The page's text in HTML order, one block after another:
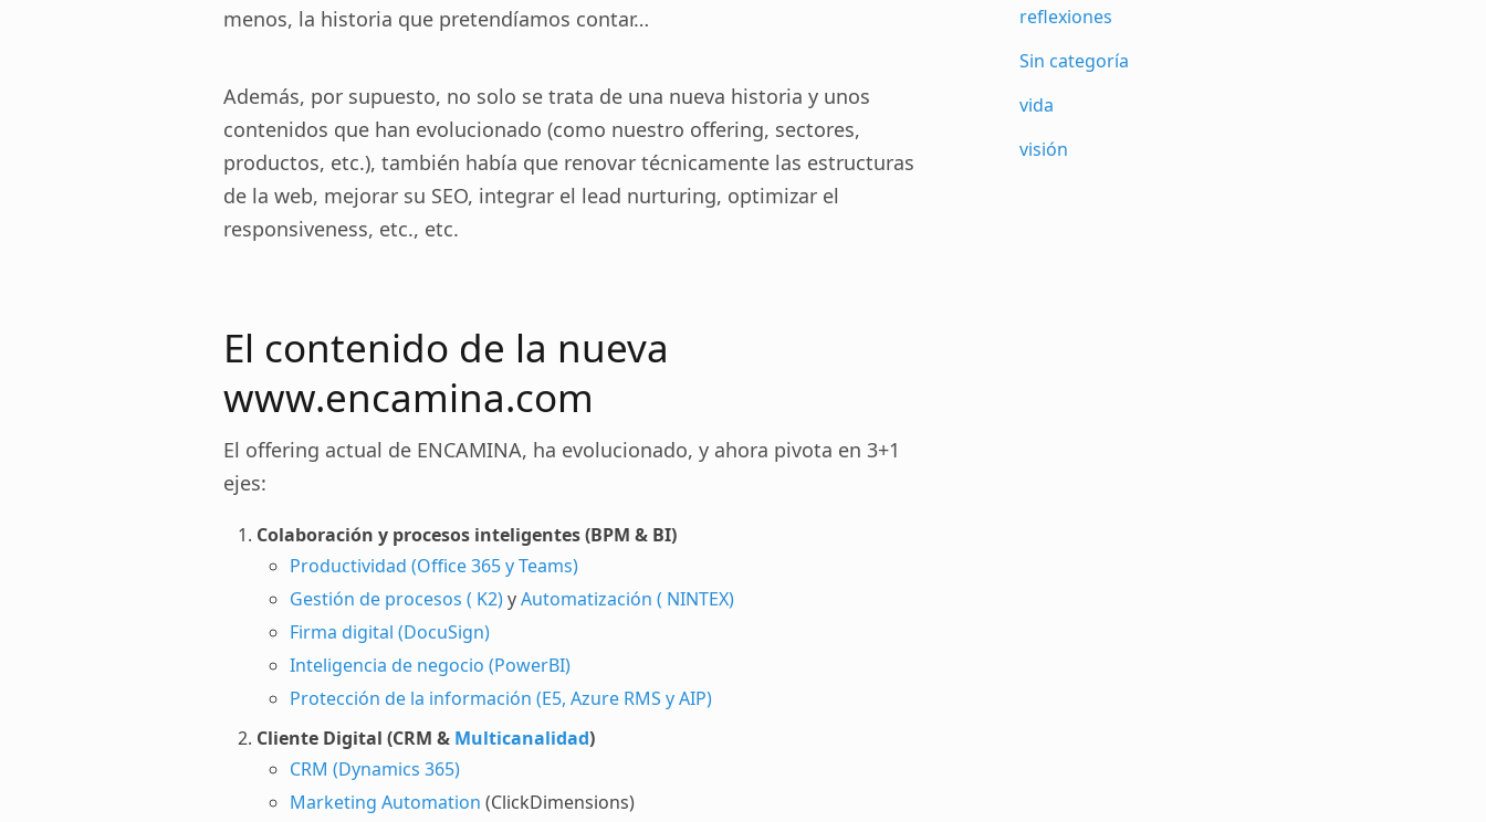
menos, la historia que pretendíamos contar…
Además, por supuesto, no solo se trata de una nueva historia y unos
contenidos que han evolucionado (como nuestro offering, sectores,
productos, etc.), también había que renovar técnicamente las estructuras
de la web, mejorar su SEO, integrar el lead nurturing, optimizar el
responsiveness, etc., etc.
El contenido de la nueva
www.encamina.com
El offering actual de ENCAMINA, ha evolucionado, y ahora pivota en 3+1
ejes:
Colaboración y procesos inteligentes (BPM & BI)
Productividad (Office 365 y Teams)
Gestión de procesos ( K2)yAutomatización ( NINTEX)
Firma digital (DocuSign)
Inteligencia de negocio (PowerBI)
Protección de la información (E5, Azure RMS y AIP)
Cliente Digital (CRM & Multicanalidad)
CRM (Dynamics 365)
Marketing Automation (ClickDimensions)
reflexiones
Sin categoría
vida
visión